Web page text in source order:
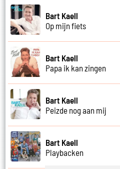
Bart Kaell
Op mijn fiets
Bart Kaell
Papa ik kan zingen
Bart Kaell
Peizde nog aan mij
Bart Kaell
Playbacken